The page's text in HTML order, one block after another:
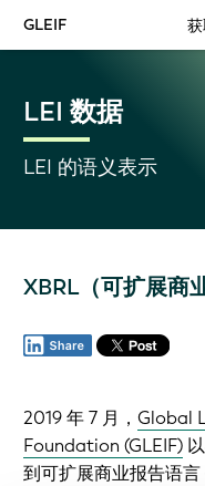
GLEIF
LEI 数据
LEI 的语义表示
XBRL（可扩展商
2019 年 7 月， Global
Foundation (GLEIF)
到可扩展商业报告语